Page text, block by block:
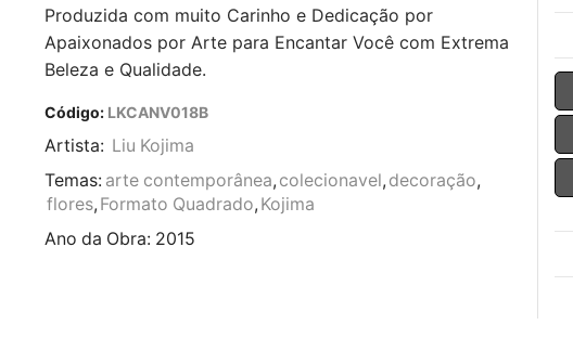
Produzida com muito Carinho e Dedicação por
Apaixonados por Arte para Encantar Você com Extrema
Beleza e Qualidade.
Código: LKCANV018B
Artista: Liu Kojima
Temas: arte contemporânea, colecionavel, decoração,
flores, Formato Quadrado, Kojima
Ano da Obra: 2015